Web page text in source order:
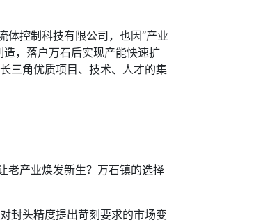
控制科技有限公司，也因“产业
，落户万石后实现产能快速扩
三角优质项目、技术、人才的集
产业焕发新生？万石镇的选择
封头精度提出苛刻要求的市场变